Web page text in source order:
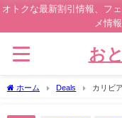
オトクな最新割引情報、フ
メ情
お
ホーム Deals
カリビ